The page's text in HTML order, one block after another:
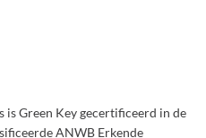
is Green Key gecertificeerd in de
ANWB Erkende